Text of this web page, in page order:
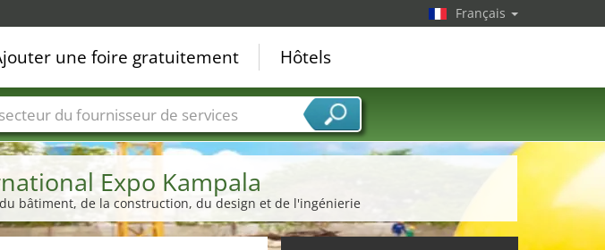
Expo Kampala
bâtiment, de la construction, du design et de l'ingénierie
Français
une foire gratuitement Hôtels
Secteurs du fournisseur de services